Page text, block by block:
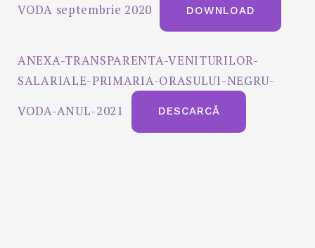
VODA septembrie 2020
DOWNLOAD
ANEXA-TRANSPARENTA-VENITURILOR-
SALARIALE-PRIMARIA-ORASULUI-NEGRU-
VODA-ANUL-2021
DESCARCĂ